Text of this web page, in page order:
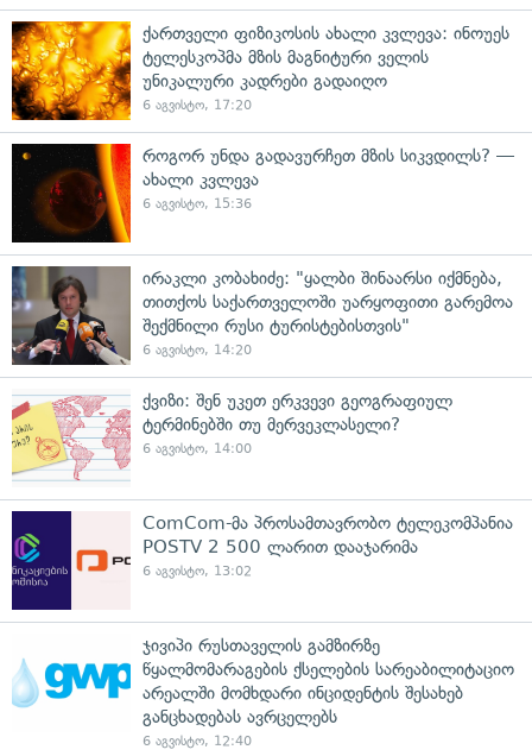
ქართველი ფიზიკოსის ახალი კვლევა: ინოუეს
ტელესკოპმა მზის მაგნიტური ველის
უნიკალური კადრები გადაიღო
6 აგვისტო, 17:20
როგორ უნდა გადავურჩეთ მზის სიკვდილს? —
ახალი კვლევა
6 აგვისტო, 15:36
ირაკლი კობახიძე: "ყალბი შინაარსი იქმნება,
თითქოს საქართველოში უარყოფითი გარემოა
შექმნილი რუსი ტურისტებისთვის"
6 აგვისტო, 14:20
ქვიზი: შენ უკეთ ერკვევი გეოგრაფიულ
ტერმინებში თუ მერვეკლასელი?
6 აგვისტო, 14:00
ComCom-მა პროსამთავრობო ტელეკომპანია
POSTV 2 500 ლარით დააჯარიმა
6 აგვისტო, 13:02
ჯივიპი რუსთაველის გამზირზე
წყალმომარაგების ქსელების სარეაბილიტაციო
არეალში მომხდარი ინციდენტის შესახებ
განცხადებას ავრცელებს
6 აგვისტო, 12:40